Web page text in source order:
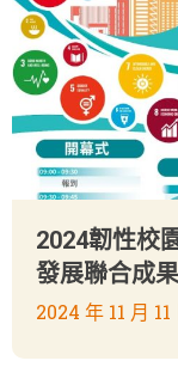
2024韌性校
發展聯合成
2024 年 11 月 11